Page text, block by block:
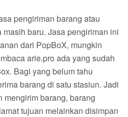
pengiriman barang atau
baru. Jasa pengiriman ini
dari PopBoX, mungkin
arie.pro ada yang sudah
Bagi yang belum tahu
barang di satu stasiun. Jadi
mengirim barang, barang
tujuan melainkan disimpan